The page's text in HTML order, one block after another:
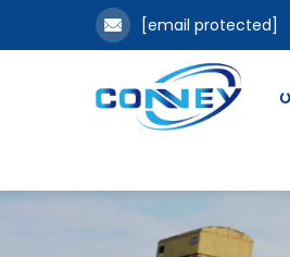
[email protected]